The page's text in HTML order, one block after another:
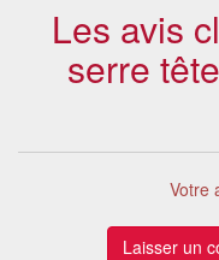
Les avis
serre
Votre
Laisser un